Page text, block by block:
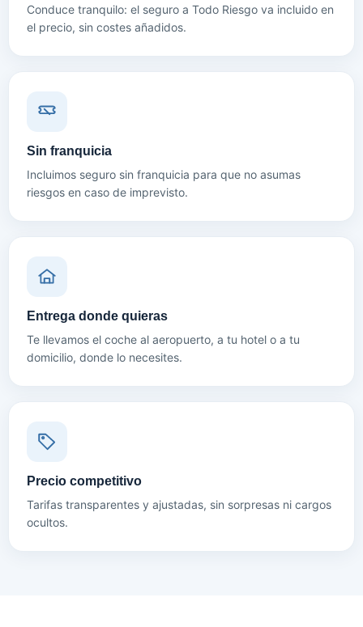
Conduce tranquilo: el seguro a Todo Riesgo va incluido en
el precio, sin costes añadidos.
Sin franquicia
Incluimos seguro sin franquicia para que no asumas
riesgos en caso de imprevisto.
Entrega donde quieras
Te llevamos el coche al aeropuerto, a tu hotel o a tu
domicilio, donde lo necesites.
Precio competitivo
Tarifas transparentes y ajustadas, sin sorpresas ni cargos
ocultos.